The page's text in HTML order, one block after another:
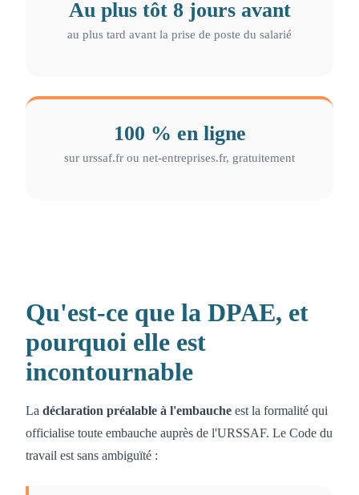
Au plus tôt 8 jours avant
au plus tard avant la prise de poste du salarié
100 % en ligne
sur urssaf.fr ou net-entreprises.fr, gratuitement
Qu'est-ce que la DPAE, et
pourquoi elle est
incontournable
La déclaration préalable à l'embauche est la formalité qui
officialise toute embauche auprès de l'URSSAF. Le Code du
travail est sans ambiguïté :